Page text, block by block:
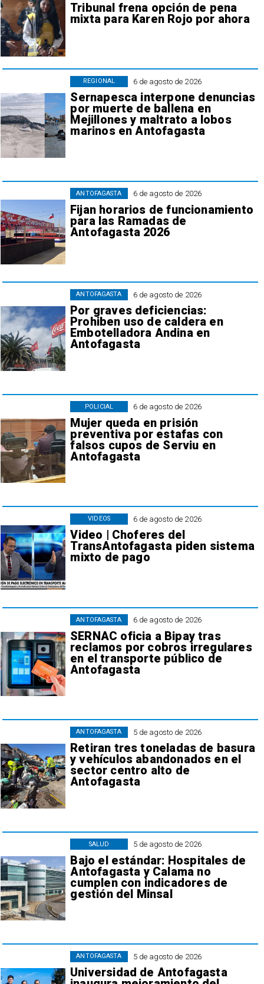
Tribunal frena opción de pena
mixta para Karen Rojo por ahora
6 de agosto de 2026
Sernapesca interpone denuncias
por muerte de ballena en
Mejillones y maltrato a lobos
marinos en Antofagasta
REGIONAL
6 de agosto de 2026
Fijan horarios de funcionamiento
para las Ramadas de
Antofagasta 2026
ANTOFAGASTA
6 de agosto de 2026
Por graves deficiencias:
Prohiben uso de caldera en
Embotelladora Andina en
Antofagasta
ANTOFAGASTA
6 de agosto de 2026
Mujer queda en prisión
preventiva por estafas con
falsos cupos de Serviu en
Antofagasta
POLICIAL
6 de agosto de 2026
Video | Choferes del
TransAntofagasta piden sistema
mixto de pago
VIDEOS
6 de agosto de 2026
SERNAC oficia a Bipay tras
reclamos por cobros irregulares
en el transporte público de
Antofagasta
ANTOFAGASTA
5 de agosto de 2026
Retiran tres toneladas de basura
y vehículos abandonados en el
sector centro alto de
Antofagasta
ANTOFAGASTA
5 de agosto de 2026
Bajo el estándar: Hospitales de
Antofagasta y Calama no
cumplen con indicadores de
gestión del Minsal
SALUD
5 de agosto de 2026
Universidad de Antofagasta
ANTOFAGASTA